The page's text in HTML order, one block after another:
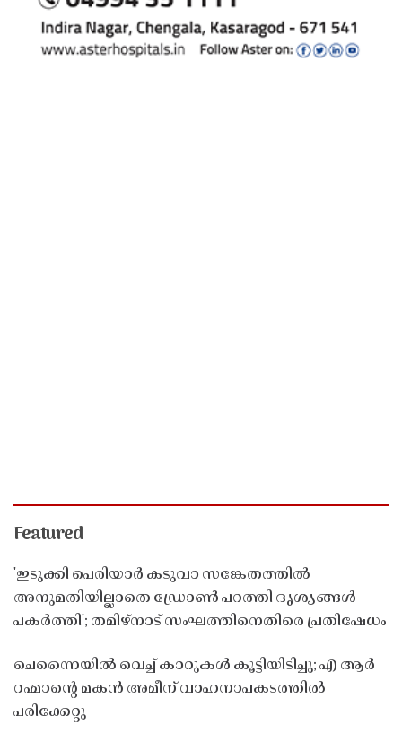
Featured
'ഇടുക്കി പെരിയാർ കടുവാ സങ്കേതത്തിൽ
അനുമതിയില്ലാതെ ഡ്രോൺ പറത്തി ദൃശ്യങ്ങൾ
പകർത്തി'; തമിഴ്നാട് സംഘത്തിനെതിരെ പ്രതിഷേധം
ചെന്നൈയിൽ വെച്ച് കാറുകൾ കൂട്ടിയിടിച്ചു; എ ആർ
റഹ്മാൻ്റെ മകൻ അമീന് വാഹനാപകടത്തിൽ
പരിക്കേറ്റു